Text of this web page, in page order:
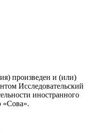
произведен и (или)
Исследовательский
иностранного
«Сова».